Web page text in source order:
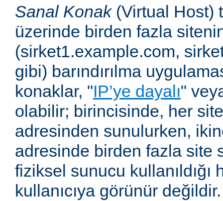
Sanal Konak(Virtual Host)
üzerinde birden fazla
(sirket1.example.com,
gibi) barındırılma
konaklar, "IP’ye dayalı"
olabilir; birincisinde, her
adresinden sunulurken,
adresinde birden fazla site
fiziksel sunucu
kullanıcıya görünür değildir.